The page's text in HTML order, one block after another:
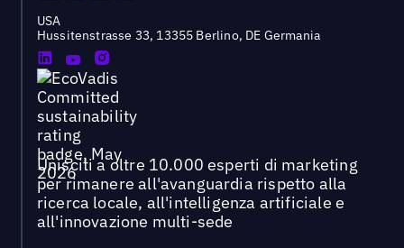
USA
Hussitenstrasse 33, 13355 Berlino, DE Germania
Unisciti a oltre 10.000 esperti di marketing
per rimanere all'avanguardia rispetto alla
ricerca locale, all'intelligenza artificiale e
all'innovazione multi-sede